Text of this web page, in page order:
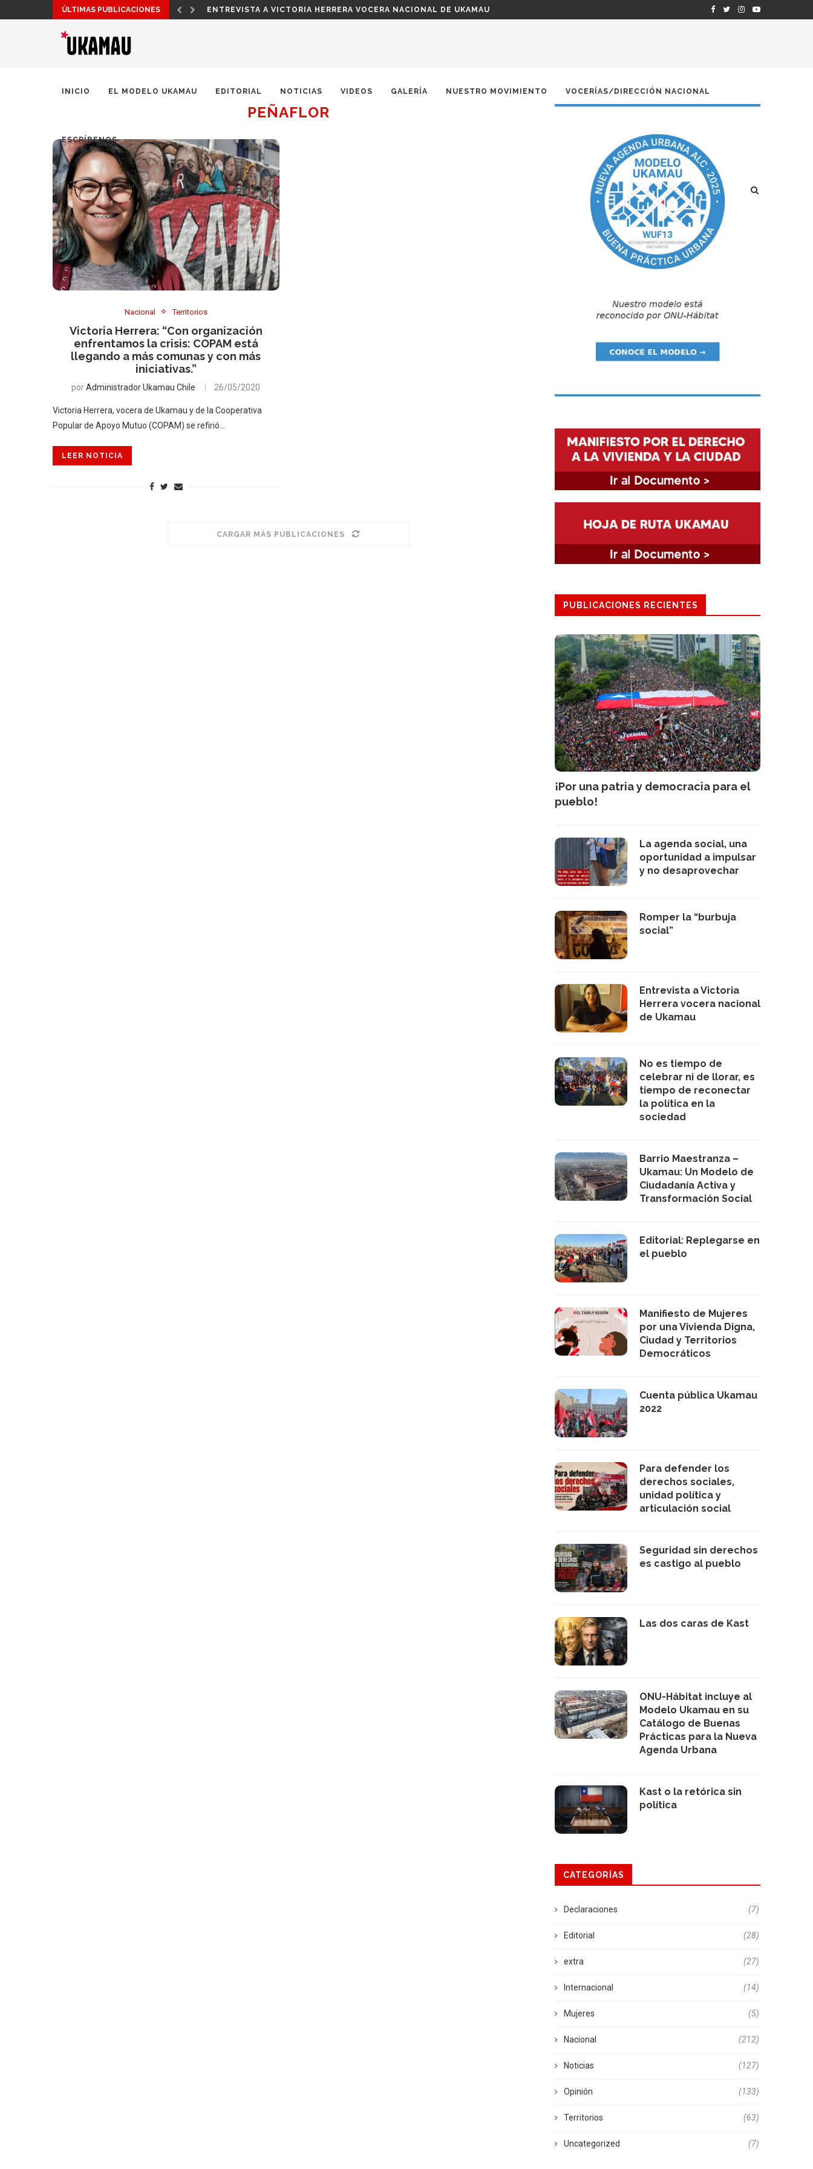
ÚLTIMAS PUBLICACIONES ENTREVISTA A VICTORIA HERRERA VOCERA NACIONAL DE UKAMAU
INICIO EL MODELO UKAMAU EDITORIAL NOTICIAS VIDEOS GALERÍA NUESTRO MOVIMIENTO VOCERÍAS/DIRECCIÓN NACIONAL
ESCRÍBENOS
PEÑAFLOR
Nacional Territorios
Victoria Herrera: “Con organización
enfrentamos la crisis: COPAM está
llegando a más comunas y con más
iniciativas.”
porAdministrador Ukamau Chile 26/05/2020
Victoria Herrera, vocera de Ukamau y de la Cooperativa
Popular de Apoyo Mutuo (COPAM) se refirió…
LEER NOTICIA
CARGAR MÁS PUBLICACIONES
PUBLICACIONES RECIENTES
¡Por una patria y democracia para el
pueblo!
La agenda social, una
oportunidad a impulsar
y no desaprovechar
Romper la “burbuja
social”
Entrevista a Victoria
Herrera vocera nacional
de Ukamau
No es tiempo de
celebrar ni de llorar, es
tiempo de reconectar
la política en la
sociedad
Barrio Maestranza –
Ukamau: Un Modelo de
Ciudadanía Activa y
Transformación Social
Editorial: Replegarse en
el pueblo
Manifiesto de Mujeres
por una Vivienda Digna,
Ciudad y Territorios
Democráticos
Cuenta pública Ukamau
2022
Para defender los
derechos sociales,
unidad política y
articulación social
Seguridad sin derechos
es castigo al pueblo
Las dos caras de Kast
ONU-Hábitat incluye al
Modelo Ukamau en su
Catálogo de Buenas
Prácticas para la Nueva
Agenda Urbana
Kast o la retórica sin
política
CATEGORÍAS
Declaraciones (7)
Editorial (28)
extra (27)
Internacional (14)
Mujeres (5)
Nacional (212)
Noticias (127)
Opinión (133)
Territorios (63)
Uncategorized (7)